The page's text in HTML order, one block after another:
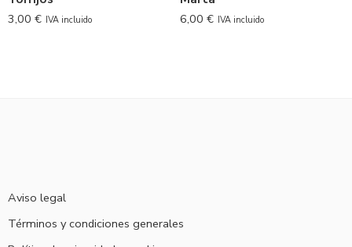
3,00 € IVA incluido
6,00 € IVA incluido
Aviso legal
Términos y condiciones generales